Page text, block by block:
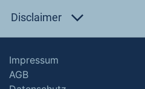
Disclaimer
Impressum
AGB